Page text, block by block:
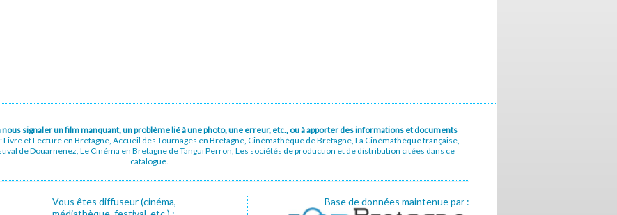
nous signaler un film manquant, un problème lié à une photo, une erreur, etc., ou à apporter des informations et documents
Livre et Lecture en Bretagne, Accueil des Tournages en Bretagne, Cinémathèque de Bretagne, La Cinémathèque française,
de Douarnenez, Le Cinéma en Bretagne de Tangui Perron, Les sociétés de production et de distribution citées dans ce
catalogue.
Vous êtes diffuseur (cinéma,
Base de données maintenue par :